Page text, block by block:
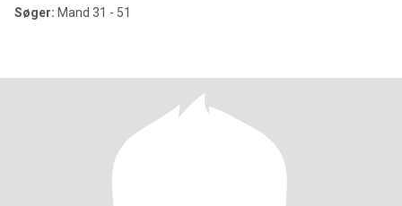
Søger: Mand 31 - 51